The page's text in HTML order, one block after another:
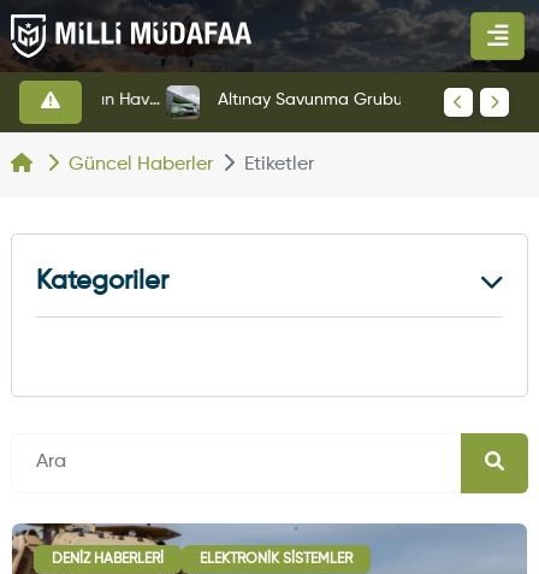
HAVELSAN’dan Azerbaycan Hava Kuvvetlerine Kritik Komuta Kontrol Sistemi İhracatı
Güncel Haberler Etiketler
DENIZ HABERLERI ELEKTRONIK SISTEMLER
Kategoriler